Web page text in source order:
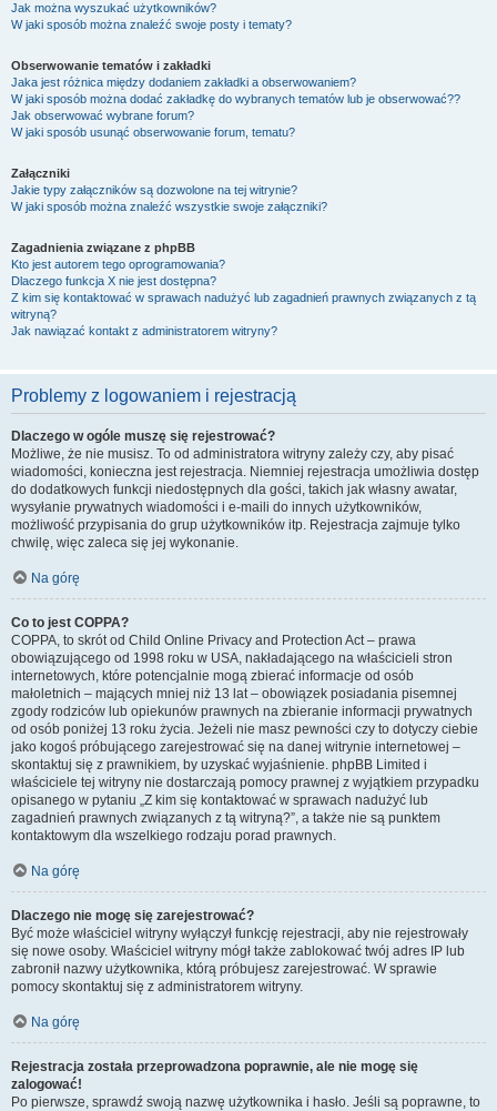
Jak można wyszukać użytkowników?
W jaki sposób można znaleźć swoje posty i tematy?
Obserwowanie tematów i zakładki
Jaka jest różnica między dodaniem zakładki a obserwowaniem?
W jaki sposób można dodać zakładkę do wybranych tematów lub je obserwować??
Jak obserwować wybrane forum?
W jaki sposób usunąć obserwowanie forum, tematu?
Załączniki
Jakie typy załączników są dozwolone na tej witrynie?
W jaki sposób można znaleźć wszystkie swoje załączniki?
Zagadnienia związane z phpBB
Kto jest autorem tego oprogramowania?
Dlaczego funkcja X nie jest dostępna?
Z kim się kontaktować w sprawach nadużyć lub zagadnień prawnych związanych z tą
witryną?
Jak nawiązać kontakt z administratorem witryny?
Problemy z logowaniem i rejestracją
Dlaczego w ogóle muszę się rejestrować?
Możliwe, że nie musisz. To od administratora witryny zależy czy, aby pisać
wiadomości, konieczna jest rejestracja. Niemniej rejestracja umożliwia dostęp
do dodatkowych funkcji niedostępnych dla gości, takich jak własny awatar,
wysyłanie prywatnych wiadomości i e-maili do innych użytkowników,
możliwość przypisania do grup użytkowników itp. Rejestracja zajmuje tylko
chwilę, więc zaleca się jej wykonanie.
Na górę
Co to jest COPPA?
COPPA, to skrót od Child Online Privacy and Protection Act – prawa
obowiązującego od 1998 roku w USA, nakładającego na właścicieli stron
internetowych, które potencjalnie mogą zbierać informacje od osób
małoletnich – mających mniej niż 13 lat – obowiązek posiadania pisemnej
zgody rodziców lub opiekunów prawnych na zbieranie informacji prywatnych
od osób poniżej 13 roku życia. Jeżeli nie masz pewności czy to dotyczy ciebie
jako kogoś próbującego zarejestrować się na danej witrynie internetowej –
skontaktuj się z prawnikiem, by uzyskać wyjaśnienie. phpBB Limited i
właściciele tej witryny nie dostarczają pomocy prawnej z wyjątkiem przypadku
opisanego w pytaniu „Z kim się kontaktować w sprawach nadużyć lub
zagadnień prawnych związanych z tą witryną?”, a także nie są punktem
kontaktowym dla wszelkiego rodzaju porad prawnych.
Na górę
Dlaczego nie mogę się zarejestrować?
Być może właściciel witryny wyłączył funkcję rejestracji, aby nie rejestrowały
się nowe osoby. Właściciel witryny mógł także zablokować twój adres IP lub
zabronił nazwy użytkownika, którą próbujesz zarejestrować. W sprawie
pomocy skontaktuj się z administratorem witryny.
Na górę
Rejestracja została przeprowadzona poprawnie, ale nie mogę się
zalogować!
Po pierwsze, sprawdź swoją nazwę użytkownika i hasło. Jeśli są poprawne, to